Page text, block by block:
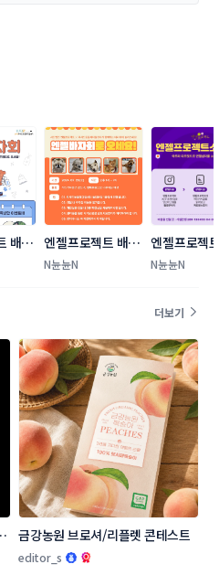
배너
엔젤프로젝트 배너
디자인
N뉸뉸N
엔젤프로젝
디자인
N뉸뉸N
더보기
금강농원 브로셔/리플렛 콘테스트
editor_s